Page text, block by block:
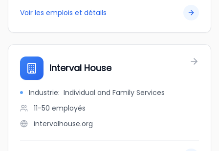
Voir les emplois et détails
Interval House
Industrie: Individual and Family Services
11-50 employés
intervalhouse.org